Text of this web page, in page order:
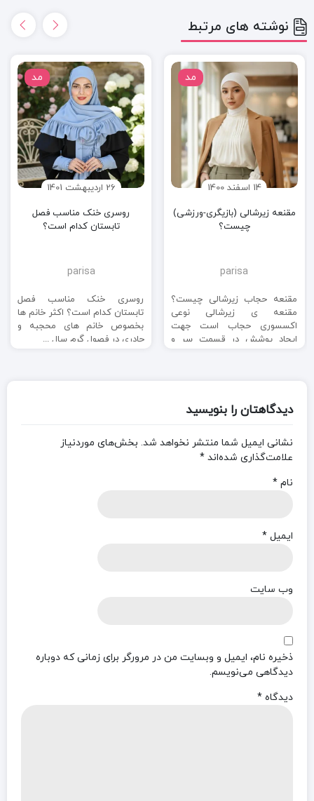
نوشته های مرتبط
مد
14 اسفند 1400
مقنعه زیرشالی (بازیگری-ورزشی)
چیست؟
parisa
مقنعه حجاب زیرشالی چیست؟
مقنعه ی زیرشالی نوعی
اکسسوری حجاب است جهت
ایجاد پوشش در قسمت سر و
مد
26 اردیبهشت 1401
روسری خنک مناسب فصل
تابستان کدام است؟
parisa
روسری خنک مناسب فصل
تابستان کدام است؟ اکثر خانم ها
بخصوص خانم های محجبه و
چادری در فصول گرم سال ...
دیدگاهتان را بنویسید
نشانی ایمیل شما منتشر نخواهد شد. بخش‌های موردنیاز
علامت‌گذاری شده‌اند *
نام *
ایمیل *
وب‌ سایت
ذخیره نام، ایمیل و وبسایت من در مرورگر برای زمانی که دوباره
دیدگاهی می‌نویسم.
دیدگاه *